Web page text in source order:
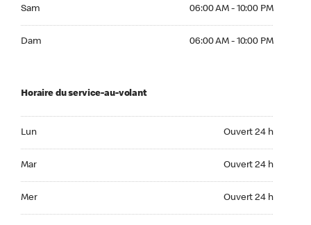
Sam 06:00 AM - 10:00 PM
Dam 06:00 AM - 10:00 PM
Horaire du service-au-volant
Lun Ouvert 24 h
Mar Ouvert 24 h
Mer Ouvert 24 h